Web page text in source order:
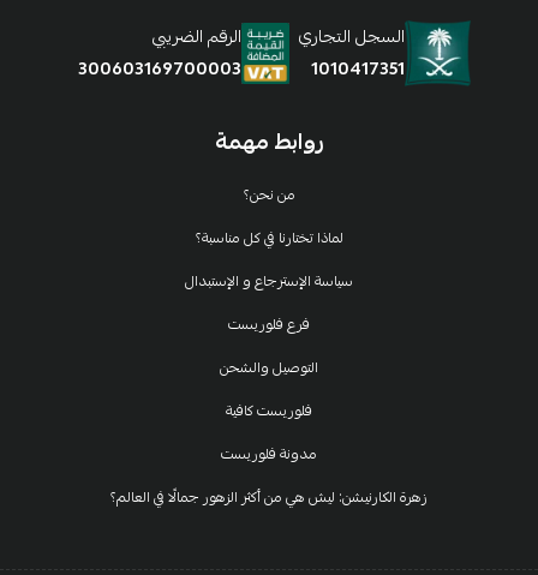
روابط مهمة
من نحن؟
لماذا تختارنا في كل مناسبة؟
سياسة الإسترجاع و الإستبدال
فرع فلوريست
التوصيل والشحن
فلوريست كافية
مدونة فلوريست
زهرة الكارنيشن: ليش هي من أكثر الزهور جمالًا في العالم؟
السجل التجاري
1010417351
الرقم الضريبي
300603169700003